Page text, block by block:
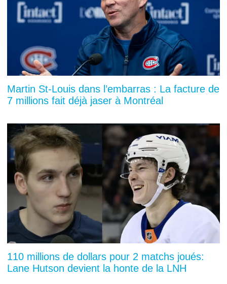
Martin St-Louis dans l’embarras : La facture de
7 millions fait déjà jaser à Montréal
110 millions de dollars pour 2 matchs joués:
Lane Hutson devient la honte de la LNH